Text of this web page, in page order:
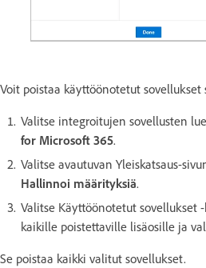
Voit poistaa käyttöönotetut sovellukset
Valitse integroitujen sovellusten
for Microsoft 365.
Valitse avautuvan Yleiskatsaus-
Hallinnoi määrityksiä.
Valitse Käyttöönotetut sovellukset
kaikille poistettaville lisäosille ja
Se poistaa kaikki valitut sovellukset.